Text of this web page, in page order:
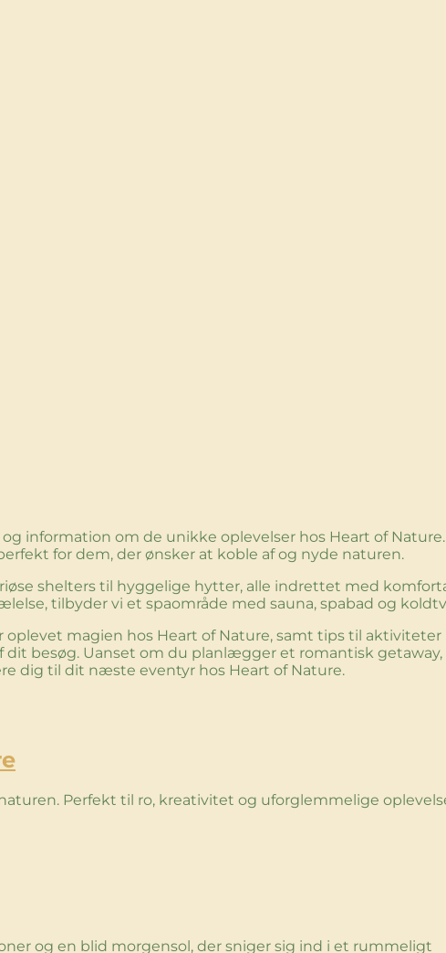
information om de unikke oplevelser hos Heart of
for dem, der ønsker at koble af og nyde naturen.
shelters til hyggelige hytter, alle indrettet med
tilbyder vi et spaområde med sauna, spabad og
oplevet magien hos Heart of Nature, samt tips til
besøg. Uanset om du planlægger et romantisk
dig til dit næste eventyr hos Heart of Nature.
Perfekt til ro, kreativitet og uforglemmelige
og en blid morgensol, der sniger sig ind i et rummeligt